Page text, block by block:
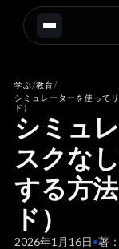
学ぶ/教育/
シミュレーターを使って
ド）
シミュ
スクな
する方
ド）
2026年1月16日•著：